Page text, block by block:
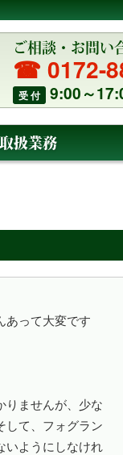
ご相談・お問い
☎ 0172-
受 付 9:00～
取扱業務
あって大変です
りませんが、少な
して、フォグラン
いようにしなけれ